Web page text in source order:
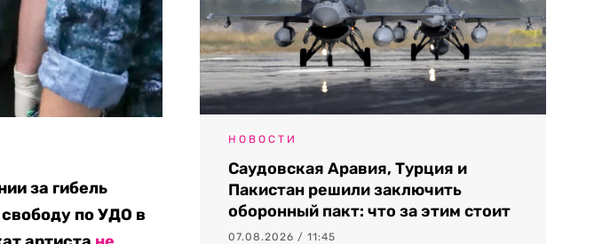
за гибель
по УДО в
НОВОСТИ
Саудовская Аравия, Турция и
Пакистан решили заключить
оборонный пакт: что за этим стоит
07.08.2026 / 11:45